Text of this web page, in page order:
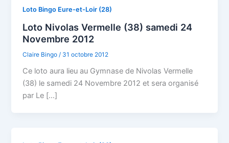
Loto Bingo Eure-et-Loir (28)
Loto Nivolas Vermelle (38) samedi 24
Novembre 2012
Claire Bingo / 31 octobre 2012
Ce loto aura lieu au Gymnase de Nivolas Vermelle
(38) le samedi 24 Novembre 2012 et sera organisé
par Le […]